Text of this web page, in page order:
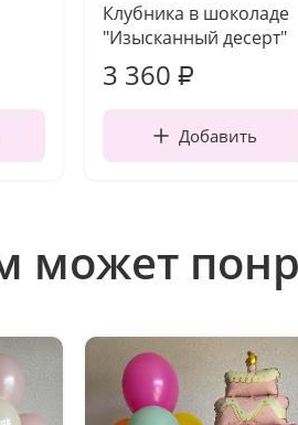
Клубника в шоколаде
"Изысканный десерт"
3 360 ₽
Добавить
может